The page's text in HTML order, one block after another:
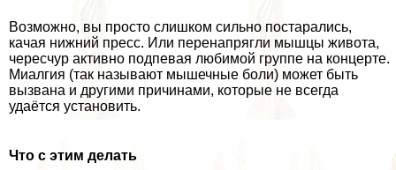
Возможно, вы просто слишком сильно постарались,
качая нижний пресс. Или перенапрягли мышцы живота,
чересчур активно подпевая любимой группе на концерте.
Миалгия (так называют мышечные боли) может быть
вызвана и другими причинами, которые не всегда
удаётся установить.
Что с этим делать